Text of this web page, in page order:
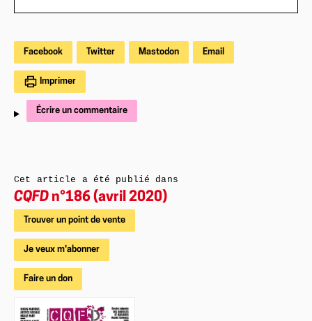
Facebook Twitter Mastodon Email
Imprimer
Écrire un commentaire
Cet article a été publié dans
CQFD n°186 (avril 2020)
Trouver un point de vente
Je veux m'abonner
Faire un don